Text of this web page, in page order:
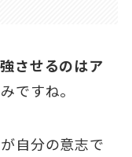
させるのはア
ですね。
自分の意志で